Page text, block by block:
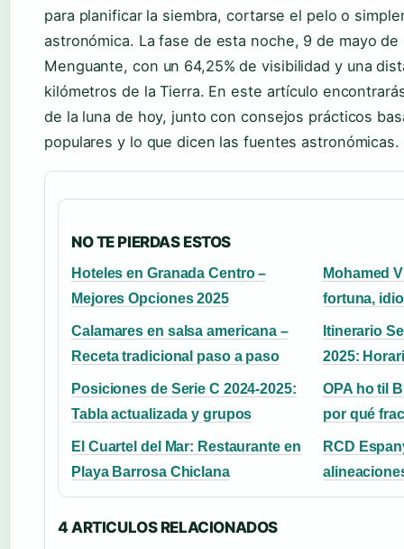
para planificar la siembra, cortarse el pelo o
astronómica. La fase de esta noche, 9 de mayo
Menguante, con un 64,25% de visibilidad y una
kilómetros de la Tierra. En este artículo
de la luna de hoy, junto con consejos prácticos
populares y lo que dicen las fuentes astronómicas.
NO TE PIERDAS ESTOS
Hoteles en Granada Centro –
Mejores Opciones 2025
Mohamed
fortuna,
Calamares en salsa americana –
Receta tradicional paso a paso
Itinerario
2025:
Posiciones de Serie C 2024-2025:
Tabla actualizada y grupos
OPA ho til
por qué
El Cuartel del Mar: Restaurante en
Playa Barrosa Chiclana
RCD
4 ARTICULOS RELACIONADOS